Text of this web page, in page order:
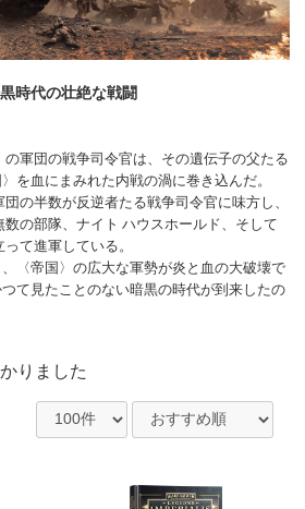
時代の壮絶な戦闘
軍団の戦争司令官は、その遺伝子の父たる
を血にまみれた内戦の渦に巻き込んだ。
の半数が反逆者たる戦争司令官に味方し、
数の部隊、ナイト ハウスホールド、そして
て進軍している。
〈帝国〉の広大な軍勢が炎と血の大破壊で
て見たことのない暗黒の時代が到来したの
りました